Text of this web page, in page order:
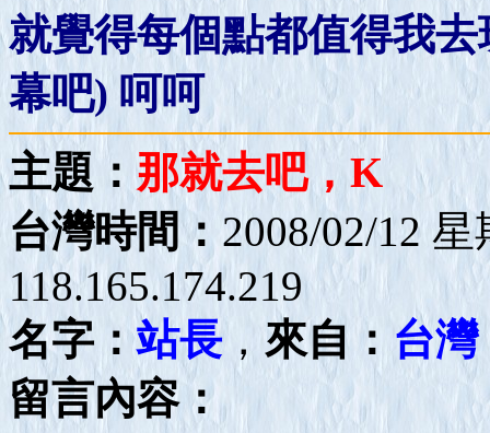
就覺得每個點都值得我
幕吧) 呵呵
主題：那就去吧，K
台灣時間： 2008/02/12
118.165.174.219
名字：站長， 來自： 台灣
留言內容：